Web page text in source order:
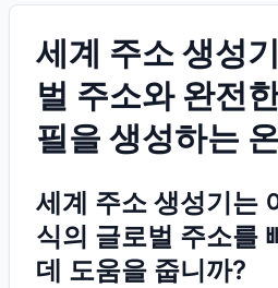
세계 주소 생성
벌 주소와 완전
필을 생성하는
세계 주소 생성기는
식의 글로벌 주소를
데 도움을 줍니까?